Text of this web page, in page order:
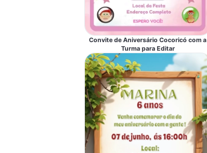
Convite de Aniversário Cocoricó com a
Turma para Editar